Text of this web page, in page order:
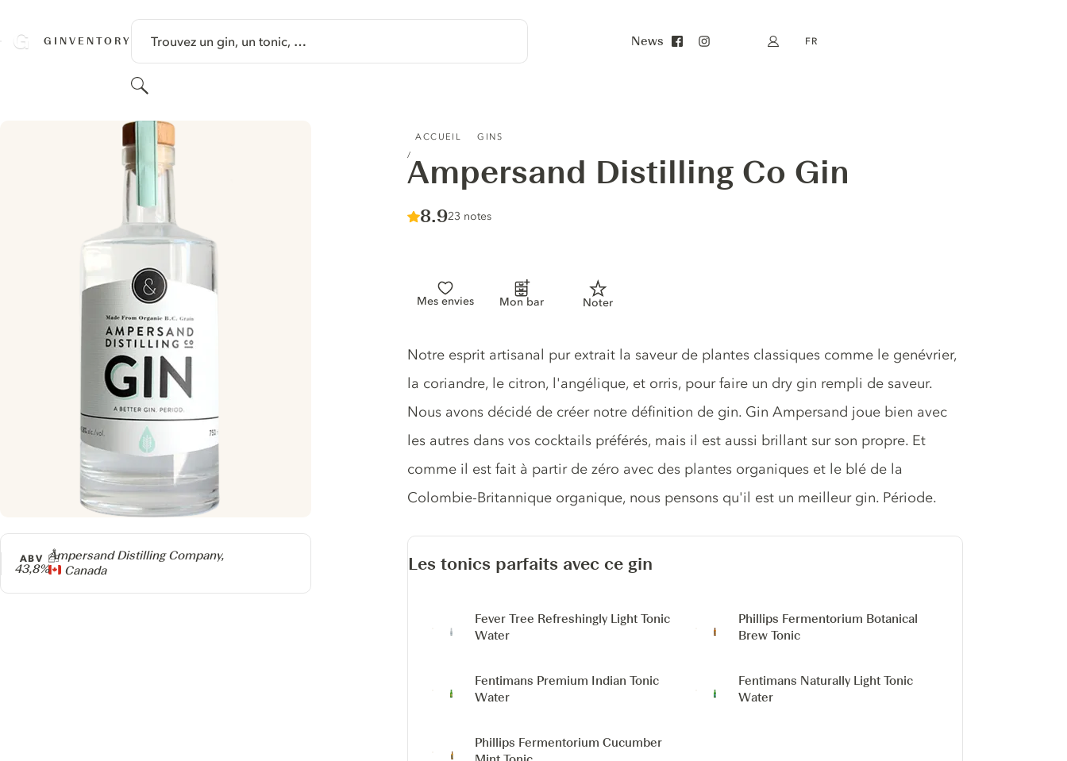
GINVENTORY Trouvez un gin, un tonic, …
Rechercher
News Mon compte
FR
ACCUEIL GINS
Ampersand Distilling Co Gin
Score :
8.9/ 10
23 notes
Mes envies Mon bar Noter
Producteur
Ampersand Distilling Company,
Canada
ABV
43,8%
Description du gin
Notre esprit artisanal pur extrait la saveur de plantes classiques comme le genévrier,
la coriandre, le citron, l'angélique, et orris, pour faire un dry gin rempli de saveur.
Nous avons décidé de créer notre définition de gin. Gin Ampersand joue bien avec
les autres dans vos cocktails préférés, mais il est aussi brillant sur son propre. Et
comme il est fait à partir de zéro avec des plantes organiques et le blé de la
Colombie-Britannique organique, nous pensons qu'il est un meilleur gin. Période.
Les tonics parfaits avec ce gin
Fever Tree Refreshingly Light Tonic
Water
Phillips Fermentorium Botanical
Brew Tonic
Fentimans Premium Indian Tonic
Water
Fentimans Naturally Light Tonic
Water
Phillips Fermentorium Cucumber